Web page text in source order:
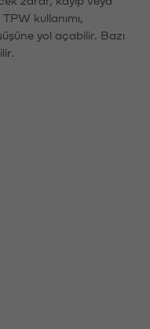
kullanımı,
yol açabilir. Bazı